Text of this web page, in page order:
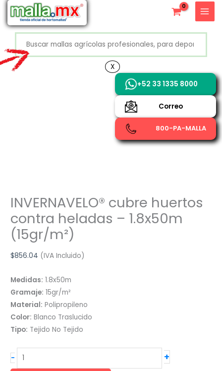
contenido
INVERNAVELO® cubre huertos
contra heladas – 1.8x50m
(15gr/m²)
$856.04 (IVA Incluido)
Medidas: 1.8x50m
Gramaje: 15gr/m²
Material: Polipropileno
Color: Blanco Traslucido
Tipo: Tejido No Tejido
-
INVERNAVELO®
+
X
+52 800 726 2552
+52 33 1335 8000
Correo
800-PA-MALLA
X